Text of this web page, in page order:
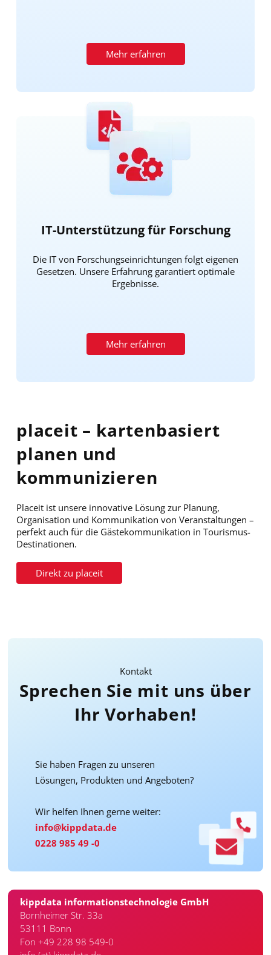
Mehr erfahren
Bild
IT-Unterstützung für Forschung
Die IT von Forschungseinrichtungen folgt eigenen
Gesetzen. Unsere Erfahrung garantiert optimale
Ergebnisse.
Mehr erfahren
placeit – kartenbasiert
planen und
kommunizieren
Placeit ist unsere innovative Lösung zur Planung,
Organisation und Kommunikation von Veranstaltungen –
perfekt auch für die Gästekommunikation in Tourismus-
Destinationen.
Direkt zu placeit
Kontakt
Sprechen Sie mit uns über
Ihr Vorhaben!
Sie haben Fragen zu unseren
Lösungen, Produkten und Angeboten?
Wir helfen Ihnen gerne weiter:
info@kippdata.de
0228 985 49 -0
kippdata informationstechnologie GmbH
Bornheimer Str. 33a
53111 Bonn
Fon +49 228 98 549-0